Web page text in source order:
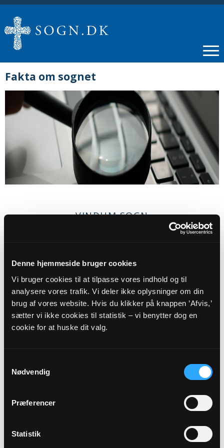
Denne hjemmeside bruger cookies
Vi bruger cookies til at tilpasse vores indhold og til
analysere vores trafik. Vi deler ikke oplysninger om din
brug af vores website. Hvis du klikker på knappen ’Afvis,’
sætter vi ikke cookies til statistik – vi benytter dog en
cookie for at huske dit valg.
Nødvendig
Præferencer
Statistik
Fakta om sognet
VINDUM SOGN
Myndighedsoplysninger
Sognekode: 8619
Pastorat: Vindum Pastorat
Kommune: Viborg Kommune (791)
Viborg Østre Provsti